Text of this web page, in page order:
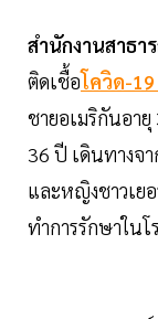
สำนักงานสาธา
ติดเชื้อโควิด-
ชายอเมริกันอา
36 ปี เดินทางจ
และหญิงชาวเย
ทำการรักษาในโ